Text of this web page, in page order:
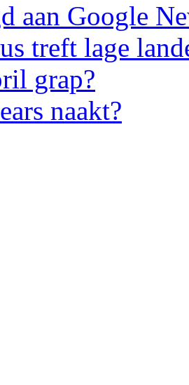
aan Google
treft lage
grap?
naakt?